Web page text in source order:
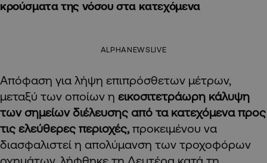
κρούσματα της νόσου στα κατεχόμενα
ALPHANEWSLIVE
Απόφαση για λήψη επιπρόσθετων μέτρων,
μεταξύ των οποίων η εικοσιτετράωρη κάλυψη
των σημείων διέλευσης από τα κατεχόμενα προς
τις ελεύθερες περιοχές, προκειμένου να
διασφαλιστεί η απολύμανση των τροχοφόρων